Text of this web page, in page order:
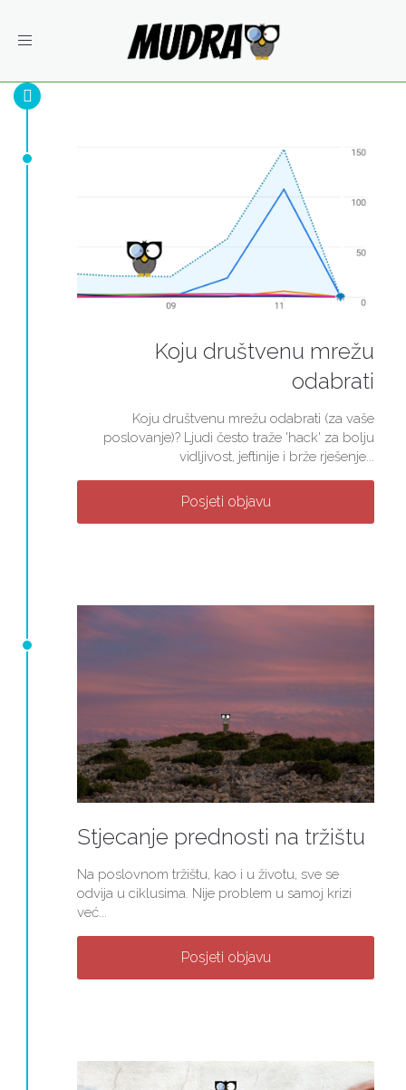
Toggle
Koju društvenu mrežu
odabrati
Koju društvenu mrežu odabrati (za vaše
poslovanje)? Ljudi često traže 'hack' za bolju
vidljivost, jeftinije i brže rješenje...
Posjeti objavu
Stjecanje prednosti na tržištu
Na poslovnom tržištu, kao i u životu, sve se
odvija u ciklusima. Nije problem u samoj krizi
već...
Posjeti objavu